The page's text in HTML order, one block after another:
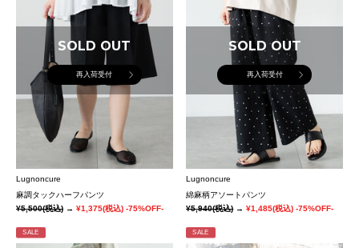
SOLD OUT
再入荷受付
Lugnoncure
麻調タックハーフパンツ
¥5,500(税込) → ¥1,375(税込) -75%OFF-
SOLD OUT
再入荷受付
Lugnoncure
綿麻柄アソートパンツ
¥5,940(税込)→¥1,485(税込) -75%OFF-
SALE SALE